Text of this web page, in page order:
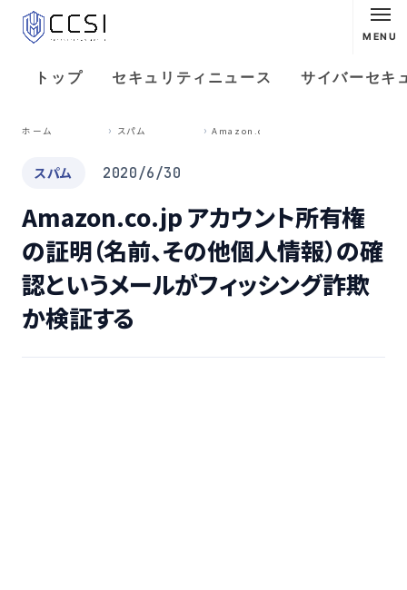
MENU
トップ セキュリティニュース サイバーセキ
ホーム スパム
スパム 2020/6/30
Amazon.co.jp アカウント所有権
の証明（名前、その他個人情報）の確
認というメールがフィッシング詐欺
か検証する